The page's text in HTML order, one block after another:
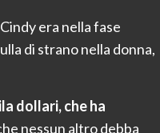
era nella fase
di strano nella donna,
dollari, che ha
nessun altro debba